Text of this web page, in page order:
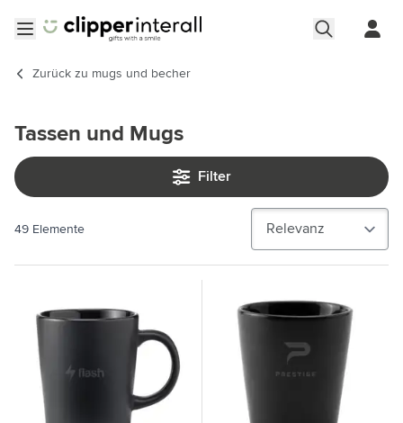
Zurück zu mugs und becher
Tassen und Mugs
Filter
49 Elemente